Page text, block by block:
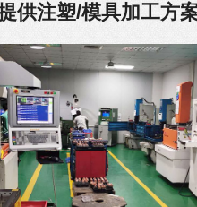
供注塑/模具加工方